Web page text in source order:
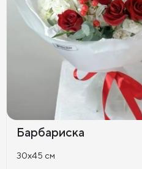
Барбариска
30x45 см